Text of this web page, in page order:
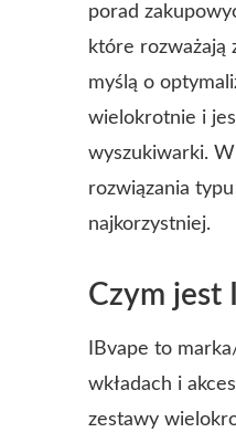
porad
które rozważają
myślą o
wielokrotnie i
wyszukiwarki.
rozwiązania
najkorzystniej.
Czym jest
IBvape to
wkładach i
zestawy